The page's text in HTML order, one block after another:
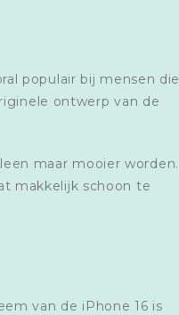
populair bij mensen die
ontwerp van de
maar mooier worden.
makkelijk schoon te
van de iPhone 16 is